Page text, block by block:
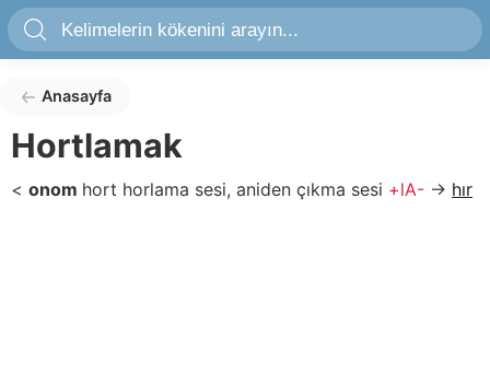
Anasayfa
Hortlamak
< onom hort horlama sesi, aniden çıkma sesi +lA- → hır